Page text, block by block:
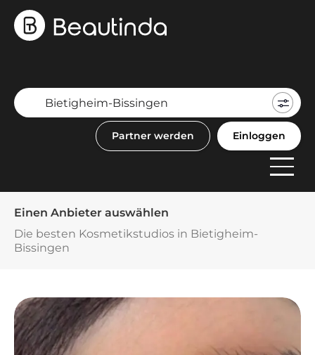
Partner werden Einloggen
Einen Anbieter auswählen
Die besten Kosmetikstudios in Bietigheim-
Bissingen